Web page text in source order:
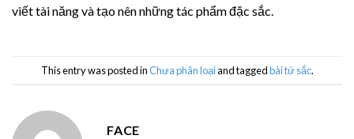
viết tài năng và tạo nên những tác phẩm đặc sắc.
This entry was posted inChưa phân loạiand taggedbài tứ sắc.
FACE